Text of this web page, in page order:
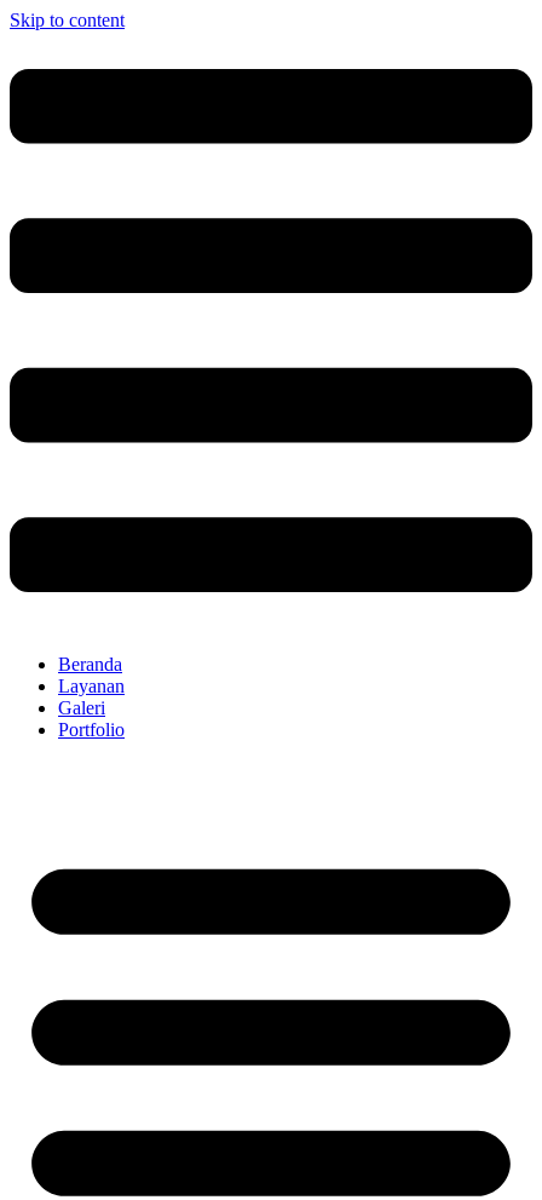
Skip to content
Beranda
Layanan
Galeri
Portfolio